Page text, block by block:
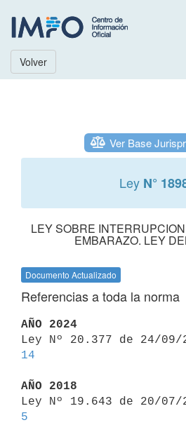
Volver
Ver Base
Ley N°
LEY SOBRE
EMBARAZO. LEY
Documento Actualizado
Referencias a toda la norma
AÑO 2024
14
AÑO 2018
5